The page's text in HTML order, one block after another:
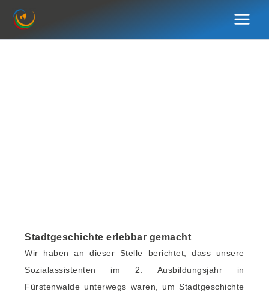
Inhalt
springen
Stadtgeschichte erlebbar gemacht
Wir haben an dieser Stelle berichtet, dass unsere
Sozialassistenten im 2. Ausbildungsjahr in
Fürstenwalde unterwegs waren, um Stadtgeschichte